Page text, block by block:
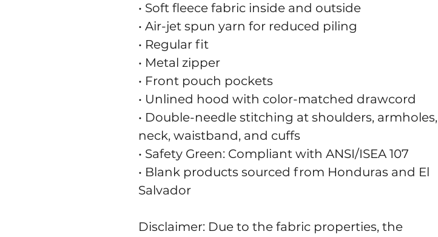
• Soft fleece fabric inside and outside
• Air-jet spun yarn for reduced piling
• Regular fit
• Metal zipper
• Front pouch pockets
• Unlined hood with color-matched drawcord
• Double-needle stitching at shoulders, armholes,
neck, waistband, and cuffs
• Safety Green: Compliant with ANSI/ISEA 107
• Blank products sourced from Honduras and El
Salvador
Disclaimer: Due to the fabric properties, the